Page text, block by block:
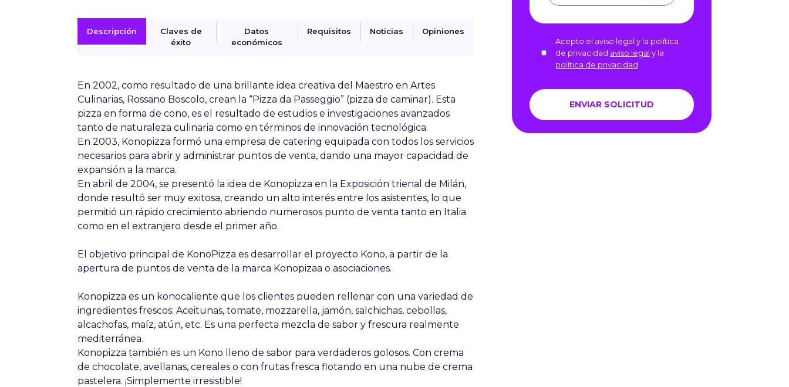
Descripción
Claves de
éxito
Datos
económicos
Requisitos Noticias Opiniones
En 2002, como resultado de una brillante idea creativa del Maestro en Artes
Culinarias, Rossano Boscolo, crean la “Pizza da Passeggio” (pizza de caminar). Esta
pizza en forma de cono, es el resultado de estudios e investigaciones avanzados
tanto de naturaleza culinaria como en términos de innovación tecnológica.
En 2003, Konopizza formó una empresa de catering equipada con todos los servicios
necesarios para abrir y administrar puntos de venta, dando una mayor capacidad de
expansión a la marca.
En abril de 2004, se presentó la idea de Konopizza en la Exposición trienal de Milán,
donde resultó ser muy exitosa, creando un alto interés entre los asistentes, lo que
permitió un rápido crecimiento abriendo numerosos punto de venta tanto en Italia
como en el extranjero desde el primer año.
El objetivo principal de KonoPizza es desarrollar el proyecto Kono, a partir de la
apertura de puntos de venta de la marca Konopizaa o asociaciones.
Konopizza es un konocaliente que los clientes pueden rellenar con una variedad de
ingredientes frescos: Aceitunas, tomate, mozzarella, jamón, salchichas, cebollas,
alcachofas, maíz, atún, etc. Es una perfecta mezcla de sabor y frescura realmente
mediterránea.
Konopizza también es un Kono lleno de sabor para verdaderos golosos. Con crema
de chocolate, avellanas, cereales o con frutas fresca flotando en una nube de crema
pastelera. ¡Simplemente irresistible!
Acepto el aviso legal y la política
de privacidad aviso legal y la
política de privacidad